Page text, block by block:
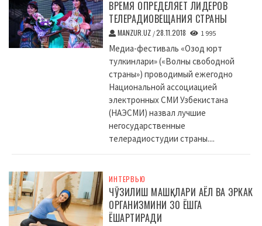
ВРЕМЯ ОПРЕДЕЛЯЕТ ЛИДЕРОВ
ТЕЛЕРАДИОВЕЩАНИЯ СТРАНЫ
MANZUR.UZ /28.11.2018 1 995
Медиа-фестиваль «Озод юрт
тулкинлари» («Волны свободной
страны») проводимый ежегодно
Национальной ассоциацией
электронных СМИ Узбекистана
(НАЭСМИ) назвал лучшие
негосударственные
телерадиостудии страны....
ИНТЕРВЬЮ
ЧЎЗИЛИШ МАШҚЛАРИ АЁЛ ВА ЭРКАК
ОРГАНИЗМИНИ 30 ЁШГА
ЁШАРТИРАДИ